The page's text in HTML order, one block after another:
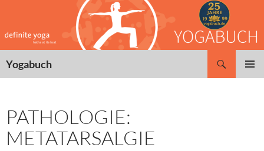
springen
Yogabuch
PATHOLOGIE:
METATARSALGIE